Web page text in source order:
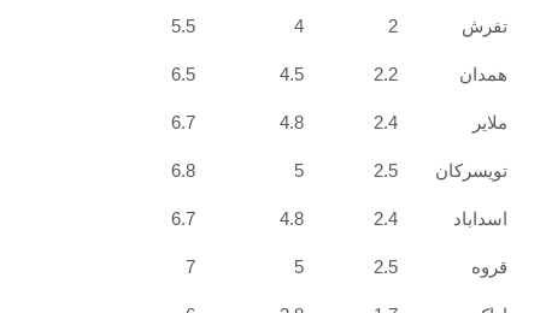
2
4
5.5
2.2
4.5
6.5
2.4
4.8
6.7
2.5
5
2.4
4.8
6.7
2.5
5